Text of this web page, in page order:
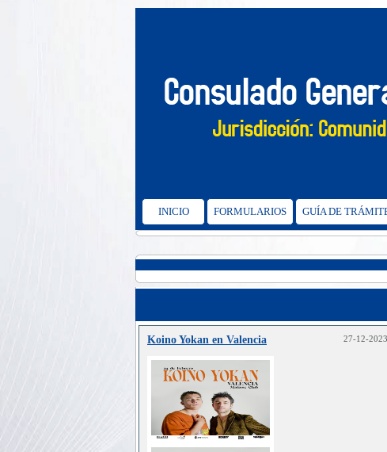
INICIO FORMULARIOS GUÍA DE
Koino Yokan en Valencia 27-12-2023